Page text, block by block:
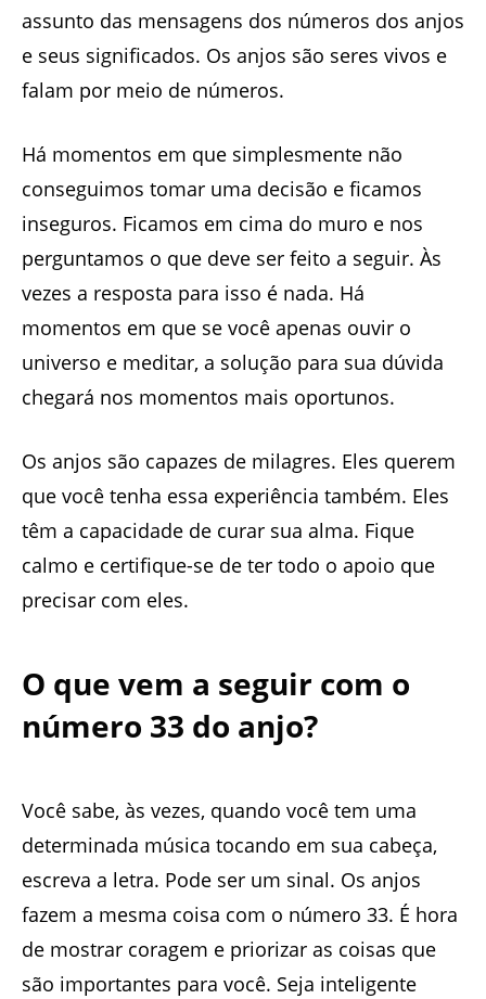
assunto das mensagens dos números dos anjos
e seus significados. Os anjos são seres vivos e
falam por meio de números.
Há momentos em que simplesmente não
conseguimos tomar uma decisão e ficamos
inseguros. Ficamos em cima do muro e nos
perguntamos o que deve ser feito a seguir. Às
vezes a resposta para isso é nada. Há
momentos em que se você apenas ouvir o
universo e meditar, a solução para sua dúvida
chegará nos momentos mais oportunos.
Os anjos são capazes de milagres. Eles querem
que você tenha essa experiência também. Eles
têm a capacidade de curar sua alma. Fique
calmo e certifique-se de ter todo o apoio que
precisar com eles.
O que vem a seguir com o
número 33 do anjo?
Você sabe, às vezes, quando você tem uma
determinada música tocando em sua cabeça,
escreva a letra. Pode ser um sinal. Os anjos
fazem a mesma coisa com o número 33. É hora
de mostrar coragem e priorizar as coisas que
são importantes para você. Seja inteligente